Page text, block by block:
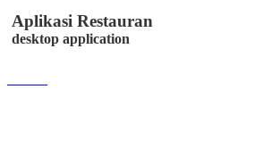
Aplikasi Restauran
desktop application